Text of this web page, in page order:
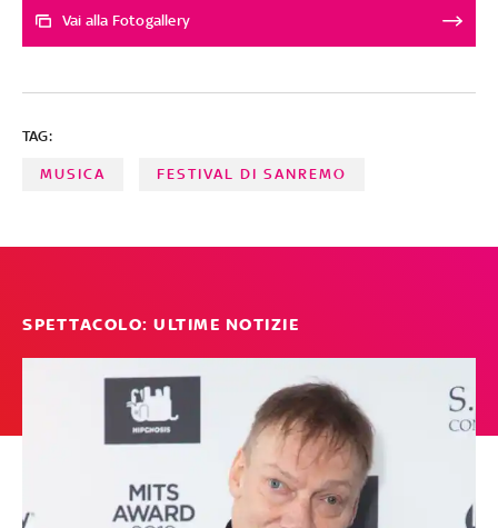
Vai alla Fotogallery
TAG:
MUSICA FESTIVAL DI SANREMO
SPETTACOLO: ULTIME NOTIZIE